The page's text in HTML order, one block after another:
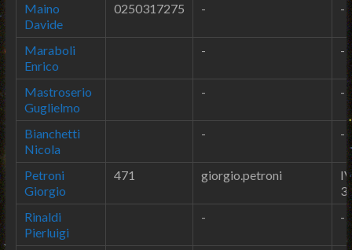
Maino
Davide
0250317275 - -
Maraboli
Enrico
- -
Mastroserio
Guglielmo
- -
Bianchetti
Nicola
- -
Petroni
Giorgio
471 giorgio.petroni
Rinaldi
Pierluigi
- -